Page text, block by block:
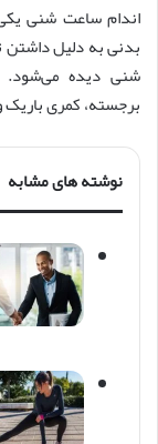
اندام ساعت شنی
بدنی به دلیل داشتن
شنی دیده می‌شود.
برجسته، کمری
نوشته های مشابه